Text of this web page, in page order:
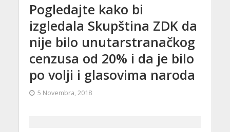
Pogledajte kako bi
izgledala Skupština ZDK da
nije bilo unutarstranačkog
cenzusa od 20% i da je bilo
po volji i glasovima naroda
5 Novembra, 2018